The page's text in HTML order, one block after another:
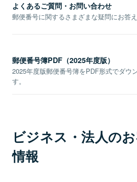
よくあるご質問・お問い合わせ
郵便番号に関するさまざまな疑問にお答え
郵便番号簿PDF（2025年度版）
2025年度版郵便番号簿をPDF形式でダウ
す。
ビジネス・法人の
情報